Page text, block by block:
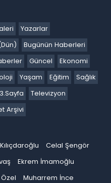
Yazarlar
Bugünün Haberleri
Güncel
Ekonomi
Yaşam Eğitim
Sağlık
3.Sayfa
Televizyon
Arşivi
Celal Şengör
Ekrem İmamoğlu
Muharrem İnce